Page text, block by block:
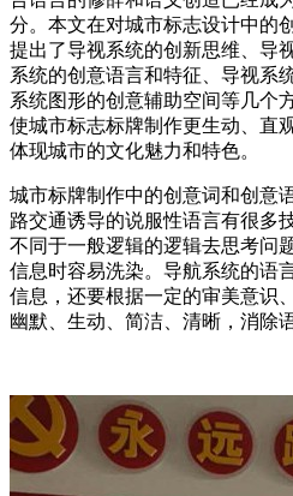
分。本文在对城市标志设计中的
提出了导视系统的创新思维、导
系统的创意语言和特征、导视系
系统图形的创意辅助空间等几个
使城市标志标牌制作更生动、直
体现城市的文化魅力和特色。
城市标牌制作中的创意词和创意
路交通诱导的说服性语言有很多
不同于一般逻辑的逻辑去思考问
信息时容易洗染。导航系统的语
信息，还要根据一定的审美意识
幽默、生动、简洁、清晰，消除